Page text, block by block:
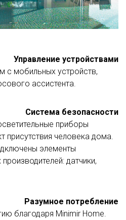
Управление устройствами
с мобильных устройств,
ассистента.
Система безопасности
приборы
присутствия человека дома.
элементы
датчики,
Разумное потребление
благодаря Minimir Home.